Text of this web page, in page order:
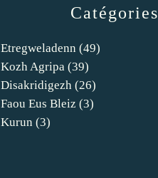
Catégories
Etregweladenn (49)
Kozh Agripa (39)
Disakridigezh (26)
Faou Eus Bleiz (3)
Kurun (3)